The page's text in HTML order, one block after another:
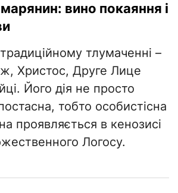
вино покаяння і
тлумаченні –
Христос, Друге Лице
Його дія не просто
тобто особистісна
проявляється в кенозисі
Логосу.